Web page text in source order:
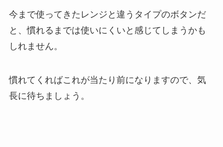
今まで使ってきたレンジと違うタイプのボタンだ
と、慣れるまでは使いにくいと感じてしまうかも
しれません。
慣れてくればこれが当たり前になりますので、気
長に待ちましょう。